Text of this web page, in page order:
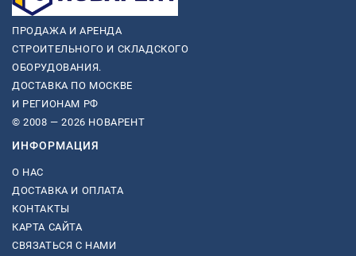
ПРОДАЖА И АРЕНДА
СТРОИТЕЛЬНОГО И СКЛАДСКОГО
ОБОРУДОВАНИЯ.
ДОСТАВКА ПО МОСКВЕ
И РЕГИОНАМ РФ
© 2008 — 2026 НОВАРЕНТ
ИНФОРМАЦИЯ
О НАС
ДОСТАВКА И ОПЛАТА
КОНТАКТЫ
КАРТА САЙТА
СВЯЗАТЬСЯ С НАМИ